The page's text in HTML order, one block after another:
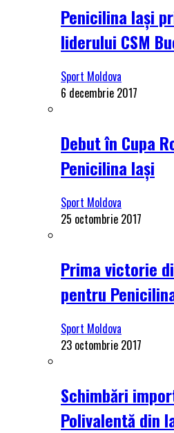
Penicilina Iași
liderului CSM
Sport Moldova
6 decembrie 2017
Debut în Cupa
Penicilina Iași
Sport Moldova
25 octombrie 2017
Prima victorie
pentru
Sport Moldova
23 octombrie 2017
Schimbări
Polivalentă din